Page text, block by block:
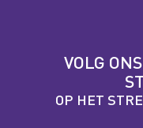
VOLG
OP HET